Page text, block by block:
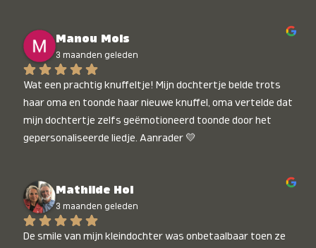
Manou Mols
3 maanden geleden
Wat een prachtig knuffeltje! Mijn dochtertje belde trots
haar oma en toonde haar nieuwe knuffel, oma vertelde dat
mijn dochtertje zelfs geëmotioneerd toonde door het
gepersonaliseerde liedje. Aanrader 💛
Mathilde Hol
3 maanden geleden
De smile van mijn kleindochter was onbetaalbaar toen ze